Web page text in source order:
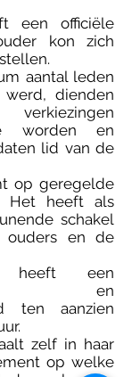
een officiële
kon zich
aantal leden
werd, dienden
worden en
lid van de
op geregelde
Het heeft als
schakel
en de
heeft een
en
ten aanzien
zelf in haar
op welke